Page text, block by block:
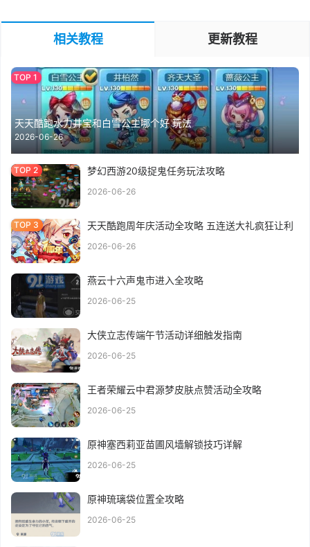
相关教程 更新教程
天天酷跑水力井宝和白雪公主哪个好 玩法
2026-06-26
梦幻西游20级捉鬼任务玩法攻略
2026-06-26
天天酷跑周年庆活动全攻略 五连送大礼疯狂让利
2026-06-26
燕云十六声鬼市进入全攻略
2026-06-25
大侠立志传端午节活动详细触发指南
2026-06-25
王者荣耀云中君源梦皮肤点赞活动全攻略
2026-06-25
原神塞西莉亚苗圃风墙解锁技巧详解
2026-06-25
原神琉璃袋位置全攻略
2026-06-25